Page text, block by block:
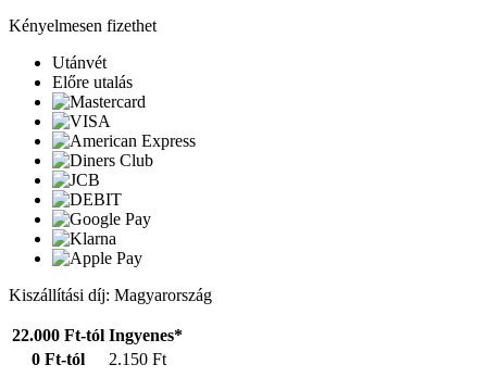
Kényelmesen fizethet
Utánvét
Előre utalás
Kiszállítási díj: Magyarország
22.000 Ft-tól Ingyenes*
0 Ft-tól
2.150 Ft